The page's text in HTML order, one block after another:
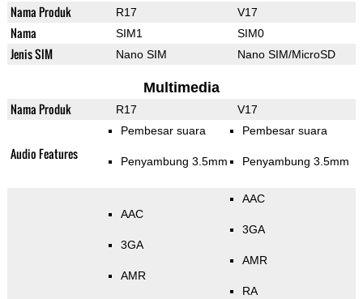
Nama Produk R17 V17
Nama SIM1 SIM0
Jenis SIM Nano SIM Nano SIM/MicroSD
Multimedia
Nama Produk R17 V17
Audio Features
Pembesar suara
Penyambung 3.5mm
Pembesar suara
Penyambung 3.5mm
AAC
3GA
AMR
AAC
3GA
AMR
RA